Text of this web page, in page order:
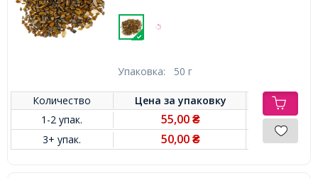
Упаковка: 50 г
Количество Цена заупаковку
1-2 упак.
55,00₴
3+ упак. 50,00₴